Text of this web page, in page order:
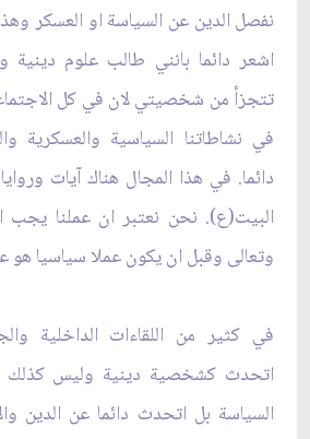
نفصل الدين عن السياسة او العسكر
اشعر دائما بانني طالب علوم دينية
تتجزأ من شخصيتي لان في كل
في نشاطاتنا السياسية والعسكرية
دائما. في هذا المجال هناك آيات
البيت(ع). نحن نعتبر ان عملنا يجب
وتعالى وقبل ان يكون عملا سياسيا هو
في كثير من اللقاءات الداخلية
اتحدث كشخصية دينية وليس كذلك
السياسة بل اتحدث دائما عن الدين